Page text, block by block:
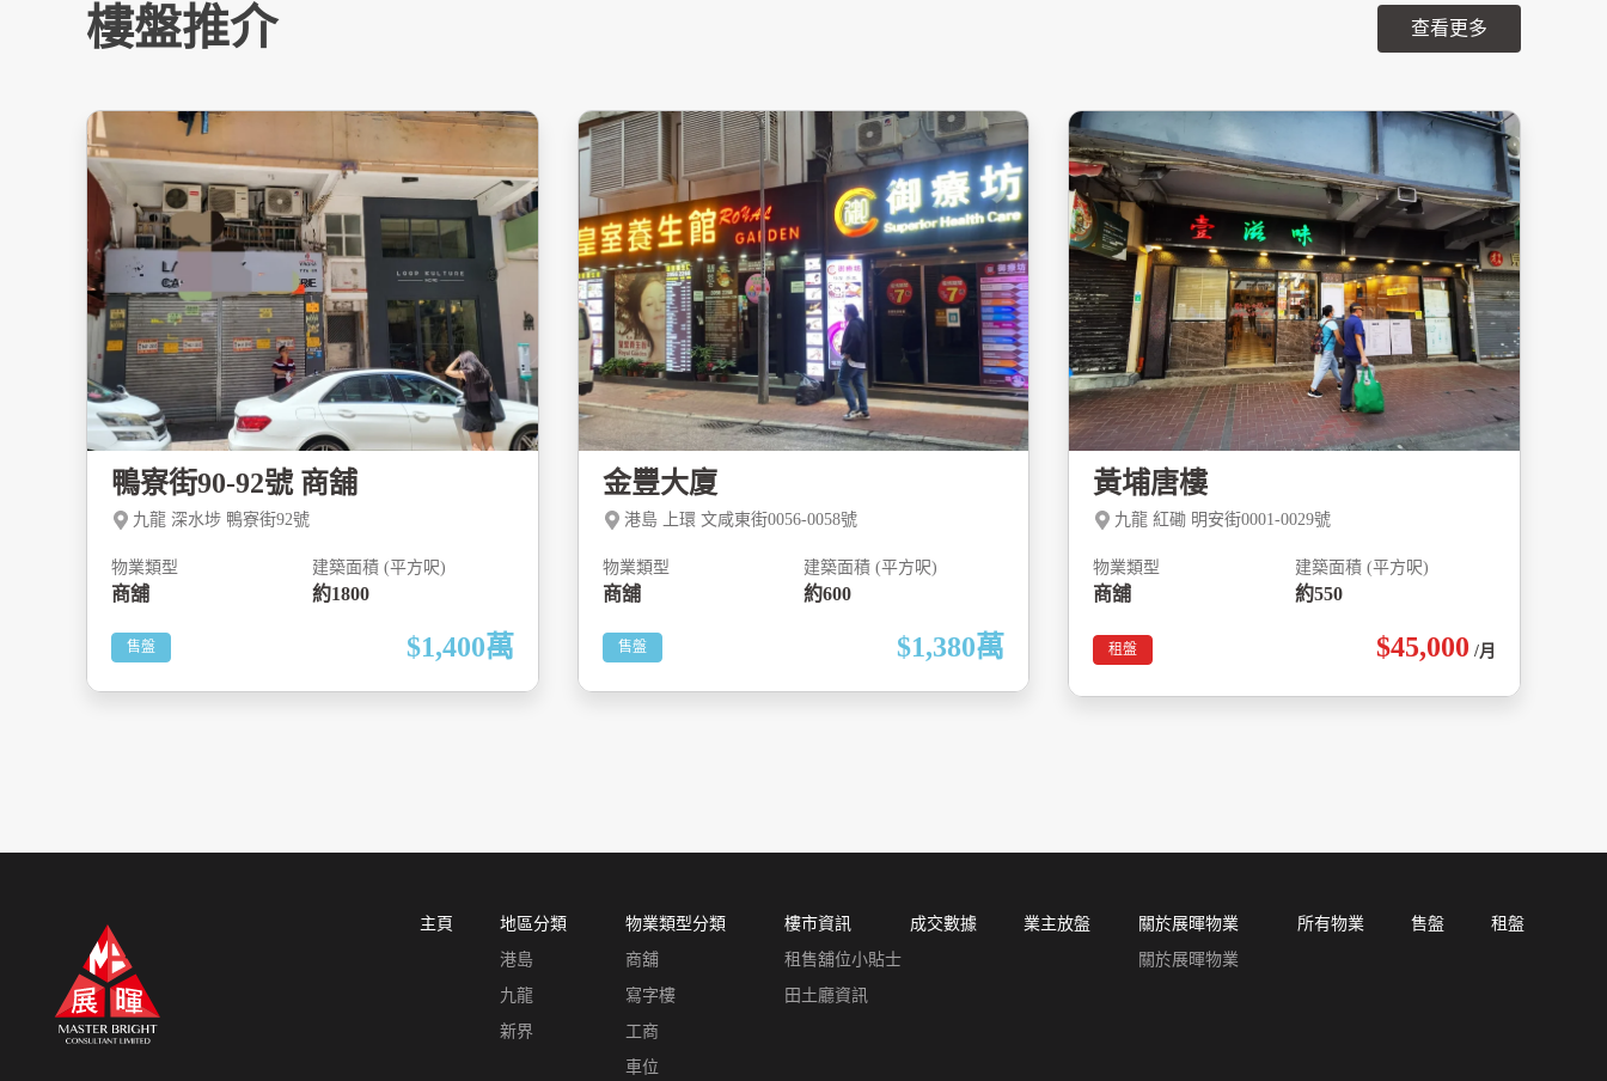
樓盤推介 查看更多
鴨寮街90-92號 商舖
九龍 深水埗 鴨寮街92號
物業類型
商舖
建築面積 (平方呎)
約1800
售盤 $1,400萬
金豐大廈
港島 上環 文咸東街0056-0058號
物業類型
商舖
建築面積 (平方呎)
約600
售盤 $1,380萬
黃埔唐樓
九龍 紅磡 明安街0001-0029號
物業類型
商舖
建築面積 (平方呎)
約550
租盤 $45,000 /月
主頁
地區分類
港島
九龍
新界
物業類型分類
商舖
寫字樓
工商
車位
樓市資訊
租售舖位小貼士
田土廳資訊
成交數據 業主放盤
關於展暉物業
關於展暉物業
所有物業 售盤 租盤